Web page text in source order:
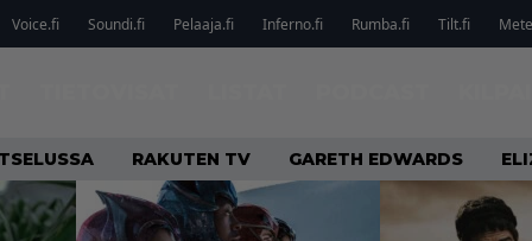
Voice.fi Soundi.fi Pelaaja.fi Inferno.fi Rumba.fi Tilt.fi
RAKUTEN TV GARETH EDWARDS